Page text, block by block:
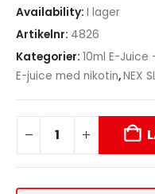
Availability: I lager
Artikelnr: 4826
Kategorier: 10ml E-Juice
E-juice med nikotin,NEX